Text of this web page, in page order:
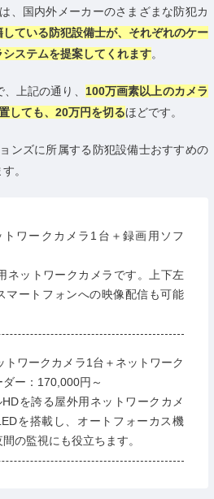
、国内外メーカーのさまざまな防犯カ
している防犯設備士が、それぞれのケー
ステムを提案してくれます。
上記の通り、 100万画素以上のカメラ
しても、20万円を切るほどです。
ンズに所属する防犯設備士おすすめの
。
トワークカメラ1台＋録画用ソフ
ネットワークカメラです。上下左
マートフォンへの映像配信も可能
トワークカメラ1台＋ネットワーク
ー：170,000円～
を誇る屋外用ネットワークカメ
を搭載し、オートフォーカス機
の監視にも役立ちます。